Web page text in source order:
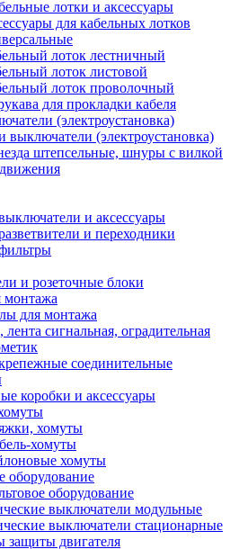
лотки и аксессуары
для кабельных лотков
лоток лестничный
лоток листовой
лоток проволочный
для прокладки кабеля
(электроустановка)
выключатели (электроустановка)
штепсельные, шнуры с вилкой
и аксессуары
и переходники
и розеточные блоки
монтажа
для монтажа
лента сигнальная, оградительная
соединительные
коробки и аксессуары
хомуты
хомуты
хомуты
оборудование
оборудование
выключатели модульные
выключатели стационарные
защиты двигателя